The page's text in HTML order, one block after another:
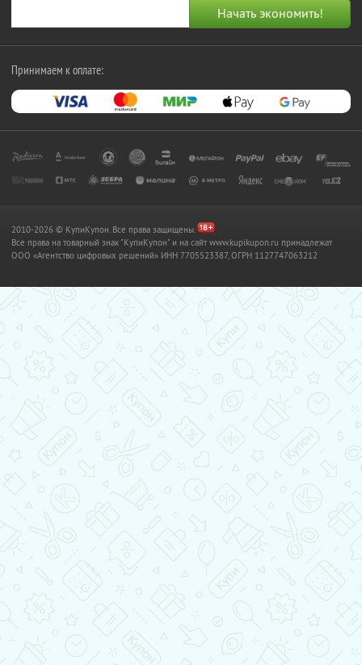
Принимаем к оплате:
2010-2026 © КупиКупон. Все права защищены.
Все права на товарный знак "КупиКупон" и на сайт www.kupikupon.ru принадлежат
OOO «Агентство цифровых решений» ИНН 7705523387, ОГРН 1127747063212